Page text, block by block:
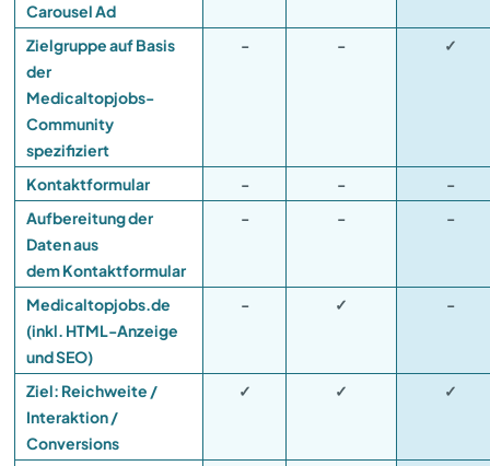
Carousel Ad
Zielgruppe auf Basis
der
Medicaltopjobs-
Community
spezifiziert
- - ✓
Kontaktformular - -
-
Aufbereitung der
Daten aus
dem Kontaktformular
- - -
Medicaltopjobs.de
(inkl. HTML-Anzeige
und SEO)
- ✓ -
Ziel: Reichweite /
Interaktion /
Conversions
✓ ✓ ✓